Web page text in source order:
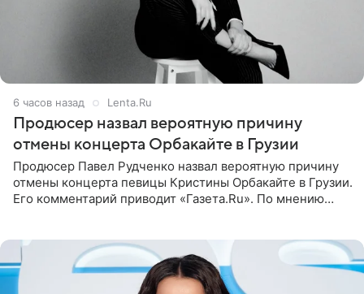
6 часов назад Lenta.Ru
Продюсер назвал вероятную причину
отмены концерта Орбакайте в Грузии
Продюсер Павел Рудченко назвал вероятную причину
отмены концерта певицы Кристины Орбакайте в Грузии.
Его комментарий приводит «Газета.Ru». По мнению